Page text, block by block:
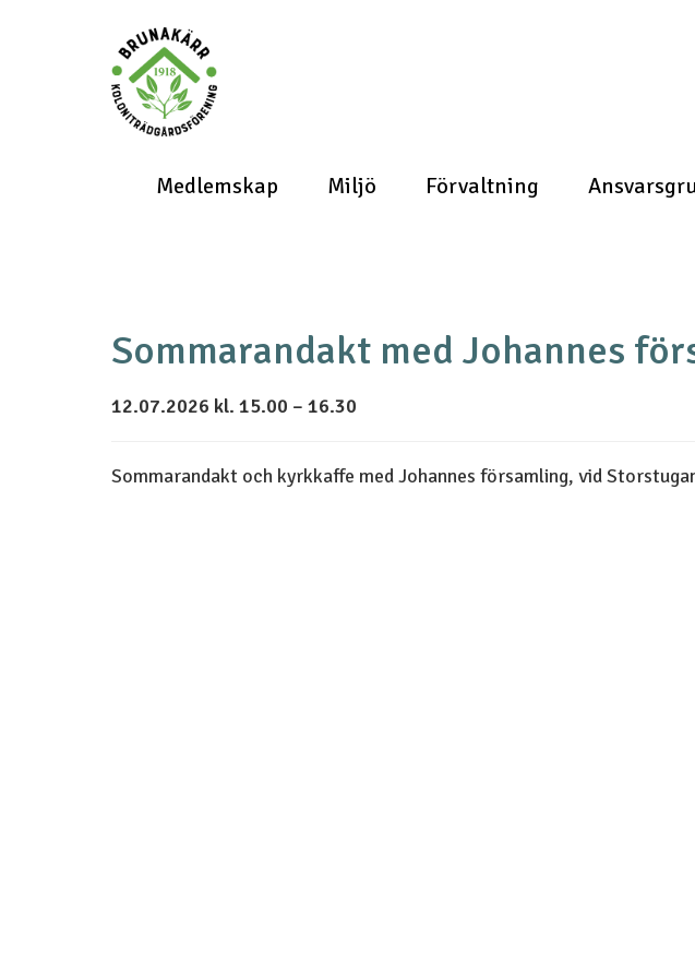
Medlemskap Miljö Förvaltning
Sommarandakt med Johannes
12.07.2026 kl. 15.00 – 16.30
Sommarandakt och kyrkkaffe med Johannes församling, vid